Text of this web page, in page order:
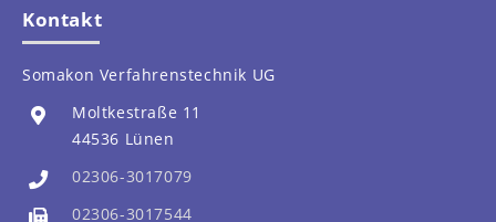
Kontakt
Somakon Verfahrenstechnik UG
Moltkestraße 11
44536 Lünen
02306-3017079
02306-3017544